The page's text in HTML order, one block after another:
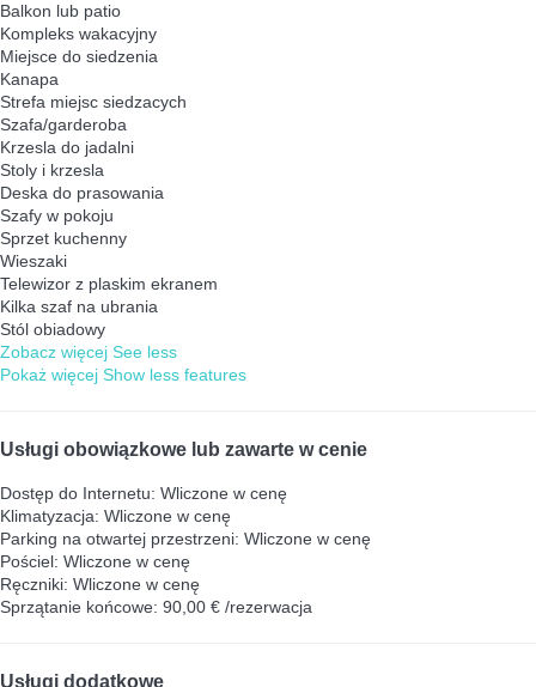
Balkon lub patio
Kompleks wakacyjny
Miejsce do siedzenia
Kanapa
Strefa miejsc siedzacych
Szafa/garderoba
Krzesla do jadalni
Stoly i krzesla
Deska do prasowania
Szafy w pokoju
Sprzet kuchenny
Wieszaki
Telewizor z plaskim ekranem
Kilka szaf na ubrania
Stól obiadowy
Zobacz więcej See less
Pokaż więcej Show less features
Usługi obowiązkowe lub zawarte w cenie
Dostęp do Internetu: Wliczone w cenę
Klimatyzacja: Wliczone w cenę
Parking na otwartej przestrzeni: Wliczone w cenę
Pościel: Wliczone w cenę
Ręczniki: Wliczone w cenę
Sprzątanie końcowe: 90,00 € /rezerwacja
Usługi dodatkowe